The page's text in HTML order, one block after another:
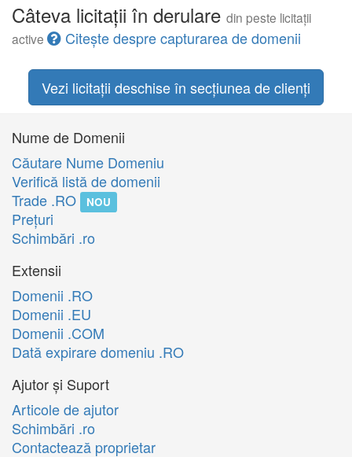
Câteva licitații în derulare din peste licitații
active
Citește despre capturarea de domenii
Vezi licitații deschise în secțiunea de clienți
Nume de Domenii
Căutare Nume Domeniu
Verifică listă de domenii
Trade .RO
NOU
Preţuri
Schimbări .ro
Extensii
Domenii .RO
Domenii .EU
Domenii .COM
Dată expirare domeniu .RO
Ajutor și Suport
Articole de ajutor
Schimbări .ro
Contactează proprietar